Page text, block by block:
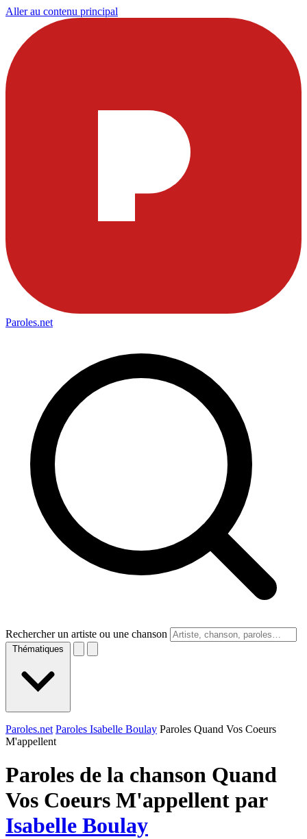
Aller au contenu principal
Paroles.net
Rechercher un artiste ou une chanson
Thématiques
Paroles.net Paroles Isabelle Boulay Paroles Quand Vos Coeurs
M'appellent
Paroles de la chanson Quand
Vos Coeurs M'appellent par
Isabelle Boulay